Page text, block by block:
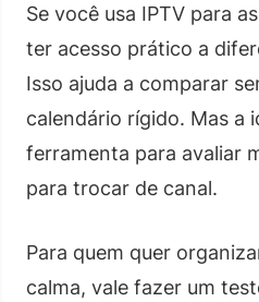
Se você usa IPTV para
ter acesso prático a
Isso ajuda a comparar
calendário rígido. Mas a
ferramenta para avaliar
para trocar de canal.
Para quem quer
calma, vale fazer um